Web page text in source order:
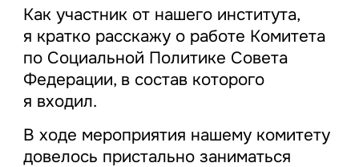
Как участник от нашего института,
я кратко расскажу о работе Комитета
по Социальной Политике Совета
Федерации, в состав которого
я входил.
В ходе мероприятия нашему комитету
довелось пристально заниматься